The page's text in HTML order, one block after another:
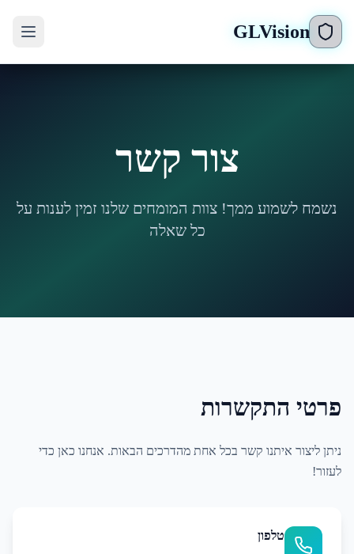
GLVision
צור קשר
נשמח לשמוע ממך! צוות המומחים שלנו זמין לענות על
כל שאלה
פרטי התקשרות
ניתן ליצור איתנו קשר בכל אחת מהדרכים הבאות. אנחנו כאן כדי
לעזור!
טלפון